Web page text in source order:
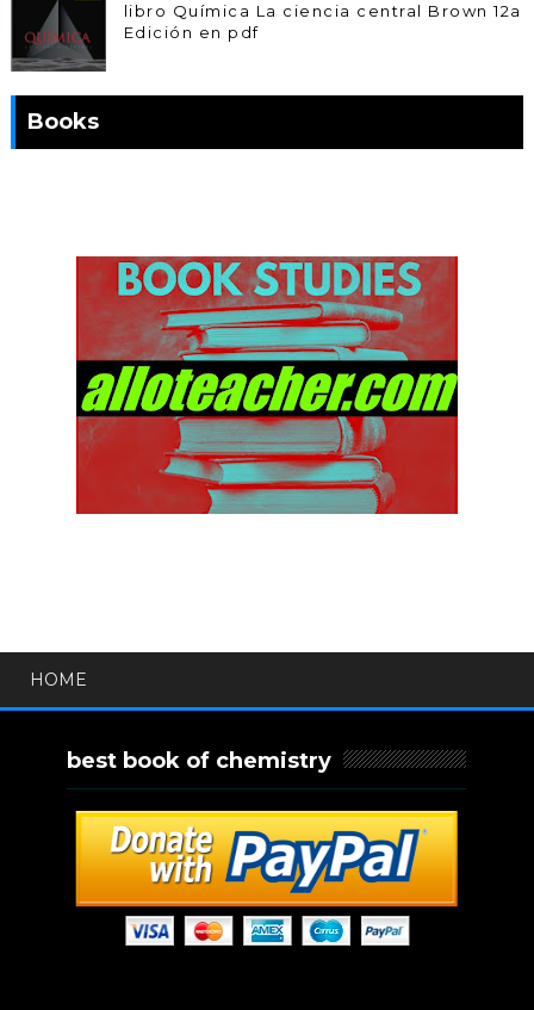
libro Química La ciencia central Brown 12a
Edición en pdf
Books
HOME
best book of chemistry